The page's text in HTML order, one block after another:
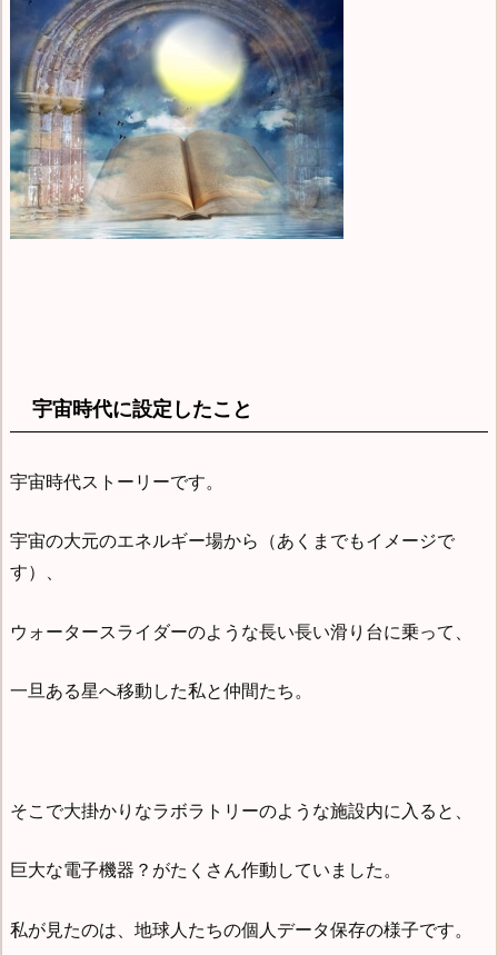
宇宙時代に設定したこと
宇宙時代ストーリーです。
宇宙の大元のエネルギー場から（あくまでもイメージで
す）、
ウォータースライダーのような長い長い滑り台に乗って、
一旦ある星へ移動した私と仲間たち。
そこで大掛かりなラボラトリーのような施設内に入ると、
巨大な電子機器？がたくさん作動していました。
私が見たのは、地球人たちの個人データ保存の様子です。